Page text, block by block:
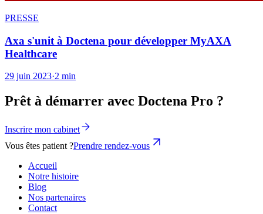
PRESSE
Axa s'unit à Doctena pour développer MyAXA
Healthcare
29 juin 2023·2 min
Prêt à démarrer avec Doctena Pro ?
Inscrire mon cabinet
Vous êtes patient ?Prendre rendez-vous
Accueil
Notre histoire
Blog
Nos partenaires
Contact